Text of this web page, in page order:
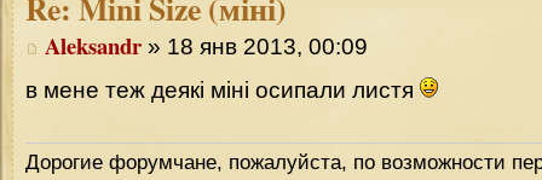
Aleksandr » 18 янв 2013, 00:09
в мене теж деякі міні осипали листя
Дорогие форумчане, пожалуйста, по возможности